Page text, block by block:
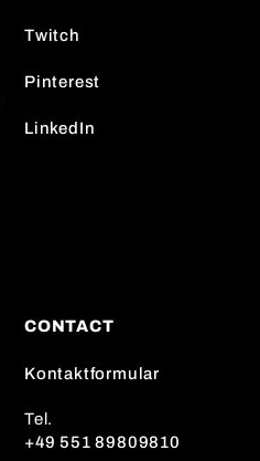
Twitch
Pinterest
LinkedIn
CONTACT
Kontaktformular
Tel.
+49 551 89809810